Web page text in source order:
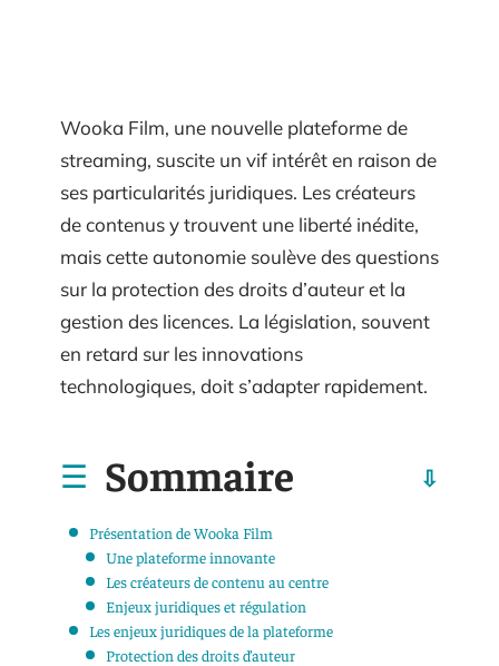
Wooka Film, une nouvelle plateforme de
streaming, suscite un vif intérêt en raison de
ses particularités juridiques. Les créateurs
de contenus y trouvent une liberté inédite,
mais cette autonomie soulève des questions
sur la protection des droits d’auteur et la
gestion des licences. La législation, souvent
en retard sur les innovations
technologiques, doit s’adapter rapidement.
Sommaire
Présentation de Wooka Film
Une plateforme innovante
Les créateurs de contenu au centre
Enjeux juridiques et régulation
Les enjeux juridiques de la plateforme
Protection des droits d’auteur